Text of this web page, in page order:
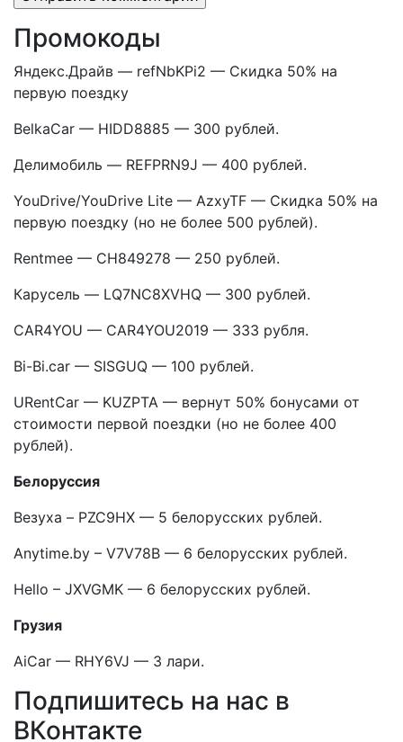
Промокоды
Яндекс.Драйв — refNbKPi2 — Скидка 50% на
первую поездку
BelkaCar — HIDD8885 — 300 рублей.
Делимобиль — REFPRN9J — 400 рублей.
YouDrive/YouDrive Lite — AzxyTF — Скидка 50% на
первую поездку (но не более 500 рублей).
Rentmee — CH849278 — 250 рублей.
Карусель — LQ7NC8XVHQ — 300 рублей.
CAR4YOU — CAR4YOU2019 — 333 рубля.
Bi-Bi.car — SISGUQ — 100 рублей.
URentCar — KUZPTA — вернут 50% бонусами от
стоимости первой поездки (но не более 400
рублей).
Белоруссия
Везуха – PZC9HX — 5 белорусских рублей.
Anytime.by – V7V78B — 6 белорусских рублей.
Hello – JXVGMK — 6 белорусских рублей.
Грузия
AiCar — RHY6VJ — 3 лари.
Подпишитесь на нас в
ВКонтакте